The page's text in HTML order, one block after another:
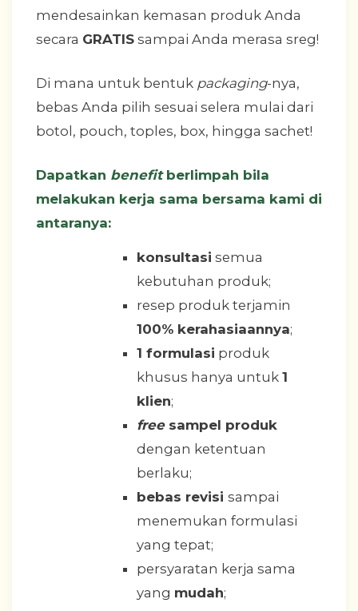
mendesainkan kemasan produk Anda
secara GRATIS sampai Anda merasa sreg!
Di mana untuk bentuk packaging-nya,
bebas Anda pilih sesuai selera mulai dari
botol, pouch, toples, box, hingga sachet!
Dapatkan benefitberlimpah bila
melakukan kerja sama bersama kami di
antaranya:
konsultasi semua
kebutuhan produk;
resep produk terjamin
100% kerahasiaannya;
1 formulasi produk
khusus hanya untuk 1
klien;
freesampel produk
dengan ketentuan
berlaku;
bebas revisi sampai
menemukan formulasi
yang tepat;
persyaratan kerja sama
yang mudah;